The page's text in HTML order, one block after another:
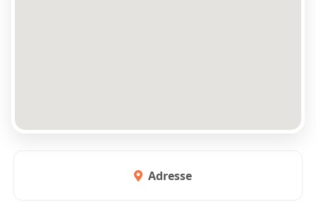
Adresse